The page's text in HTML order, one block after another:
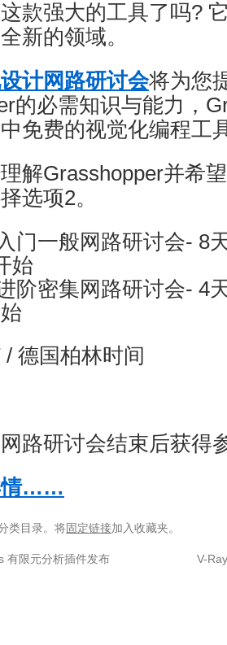
款强大的工具了吗?
新的领域。
计网路研讨会将为您
的必需知识与能力，
免费的视觉化编程工
解Grasshopper并希
选项2。
入门一般网路研讨会- 8
始
阶密集网路研讨会- 4
/ 德国柏林时间
路研讨会结束后获得
情……
类目录。将固定链接加入收藏夹。
有限元分析插件发布 V-